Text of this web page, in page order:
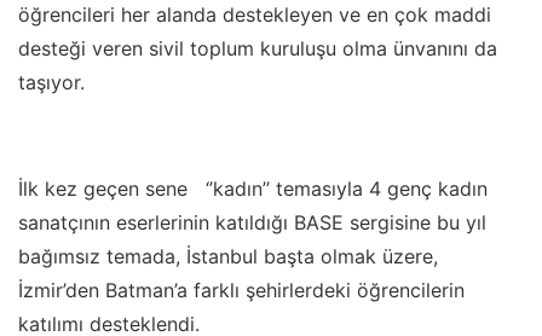
öğrencileri her alanda destekleyen ve en çok maddi
desteği veren sivil toplum kuruluşu olma ünvanını da
taşıyor.
İlk kez geçen sene ‘’kadın’’ temasıyla 4 genç kadın
sanatçının eserlerinin katıldığı BASE sergisine bu yıl
bağımsız temada, İstanbul başta olmak üzere,
İzmir’den Batman’a farklı şehirlerdeki öğrencilerin
katılımı desteklendi.